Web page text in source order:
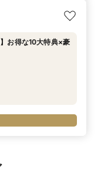
お得な10大特典×豪